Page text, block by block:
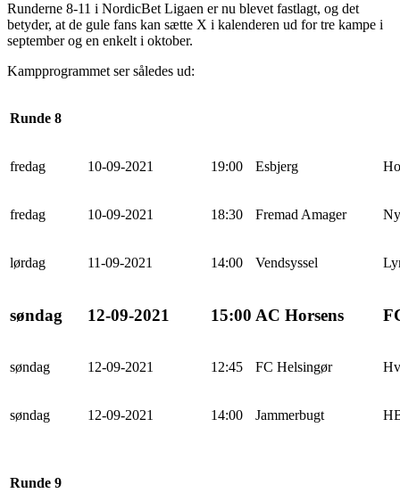
Runderne 8-11 i NordicBet Ligaen er nu blevet fastlagt, og det
betyder, at de gule fans kan sætte X i kalenderen ud for tre kampe i
september og en enkelt i oktober.
Kampprogrammet ser således ud:
Runde 8
fredag 10-09-2021 19:00 Esbjerg
fredag 10-09-2021 18:30 Fremad Amager
lørdag 11-09-2021 14:00 Vendsyssel
søndag 12-09-2021 15:00 AC Horsens
søndag 12-09-2021 12:45 FC Helsingør
søndag 12-09-2021 14:00 Jammerbugt
Runde 9